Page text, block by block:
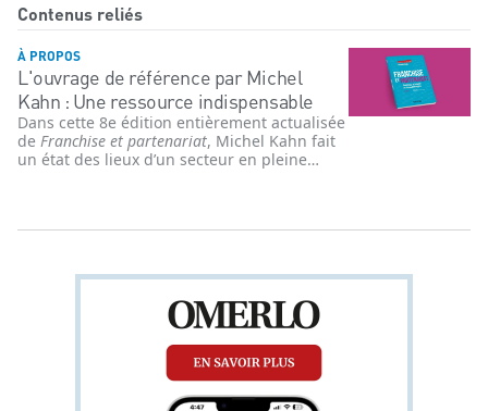
Contenus reliés
À PROPOS
L'ouvrage de référence par Michel
Kahn : Une ressource indispensable
Dans cette 8e édition entièrement actualisée
de Franchise et partenariat, Michel Kahn fait
un état des lieux d’un secteur en pleine
le développement d'un réseau, notamment :
éviter, quelles nouveautés contractuelles et